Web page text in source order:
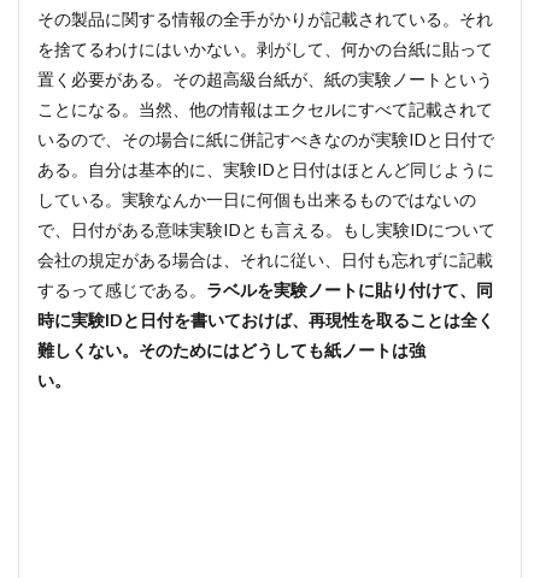
その製品に関する情報の全手がかりが記載されている。それ
を捨てるわけにはいかない。剥がして、何かの台紙に貼って
置く必要がある。その超高級台紙が、紙の実験ノートという
ことになる。当然、他の情報はエクセルにすべて記載されて
いるので、その場合に紙に併記すべきなのが実験IDと日付で
ある。自分は基本的に、実験IDと日付はほとんど同じように
している。実験なんか一日に何個も出来るものではないの
で、日付がある意味実験IDとも言える。もし実験IDについて
会社の規定がある場合は、それに従い、日付も忘れずに記載
するって感じである。 ラベルを実験ノートに貼り付けて、同
時に実験IDと日付を書いておけば、再現性を取ることは全く
難しくない。そのためにはどうしても紙ノートは強
い。